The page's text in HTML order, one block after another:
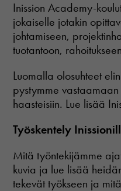
Inission Academy-
jokaiselle jotakin
johtamiseen,
tuotantoon,
Luomalla olosuhteet
pystymme
haasteisiin. Lue lisää
Työskentely
Mitä työntekijämme
kuvia ja lue lisää
tekevät työkseen ja